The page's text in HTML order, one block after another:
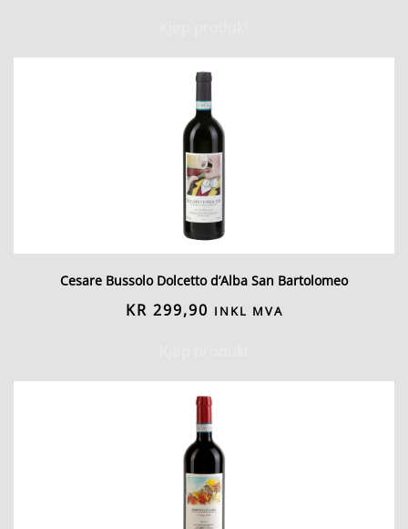
Cesare Bussolo Dolcetto d’Alba San Bartolomeo
KR 299,90 INKL MVA